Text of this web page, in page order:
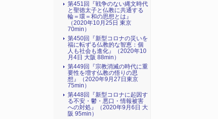
第451回『戦争のない縄文時代
と聖徳太子と仏教に共通する
輪＝環＝和の思想とは』
（2020年10月25日 東京
70min）
第450回『新型コロナの災いを
福に転ずる仏教的な智恵：個
人も社会も進化』（2020年10
月4日 大阪 88min）
第449回『宗教消滅の時代に重
要性を増す仏教の悟りの思
想』（2020年9月27日東京
75min）
第448回『新型コロナに起因す
る不安・鬱・悪口・情報被害
への対処』（2020年9月6日 大
阪 95min）